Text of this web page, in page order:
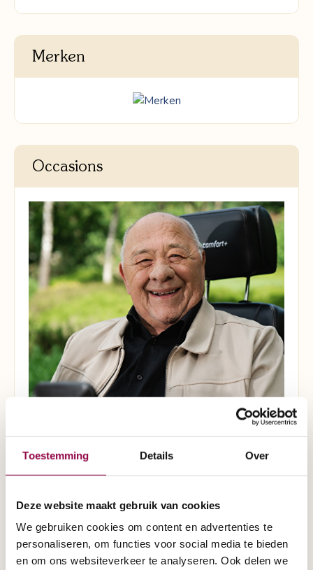
Toestemming Details Over
Deze website maakt gebruik van cookies
We gebruiken cookies om content en advertenties te
personaliseren, om functies voor social media te bieden
en om ons websiteverkeer te analyseren. Ook delen we
Merken
Occasions
Rollators